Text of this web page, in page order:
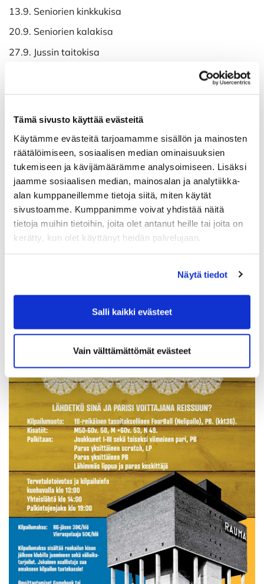
Tämä sivusto käyttää evästeitä
Käytämme evästeitä tarjoamamme sisällön ja mainosten
räätälöimiseen, sosiaalisen median ominaisuuksien
tukemiseen ja kävijämäärämme analysoimiseen. Lisäksi
jaamme sosiaalisen median, mainosalan ja analytiikka-
alan kumppaneillemme tietoja siitä, miten käytät
sivustoamme. Kumppanimme voivat yhdistää näitä
tietoja muihin tietoihin, joita olet antanut heille tai joita on
kerätty, kun olet käyttänyt heidän palvelujaan.
Näytä tiedot
Salli kaikki evästeet
Vain välttämättömät evästeet
13.9. Seniorien kinkkukisa
20.9. Seniorien kalakisa
27.9. Jussin taitokisa
Joukkuepeli, jossa pelataan 4 hengen ryhmissä.
Ensimmäiseltä 6 reiältä ryhmän tulokseksi merkitään
ryhmän paras tulos, toiselta 6 reiältä merkitään ryhmän
2 parasta tulosta, seuraavalta 4 reiältä 3 parasta
tulosta ja viimeiseltä 2 reiältä mukaan lasketaan
kaikkien tulokset.
ystävällisin peliterveisin,
Senioritoimikunta Matti Kokkala, Seniorikapteeni,
0400595025 tai matinvahe@gmail.com